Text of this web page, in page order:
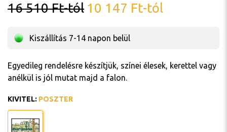
16 510Ft-tól 10 147 Ft-tól
Kiszállítás 7-14 napon belül
Egyedileg rendelésre készítjük, színei élesek, kerettel vagy
anélkül is jól mutat majd a falon.
KIVITEL: POSZTER